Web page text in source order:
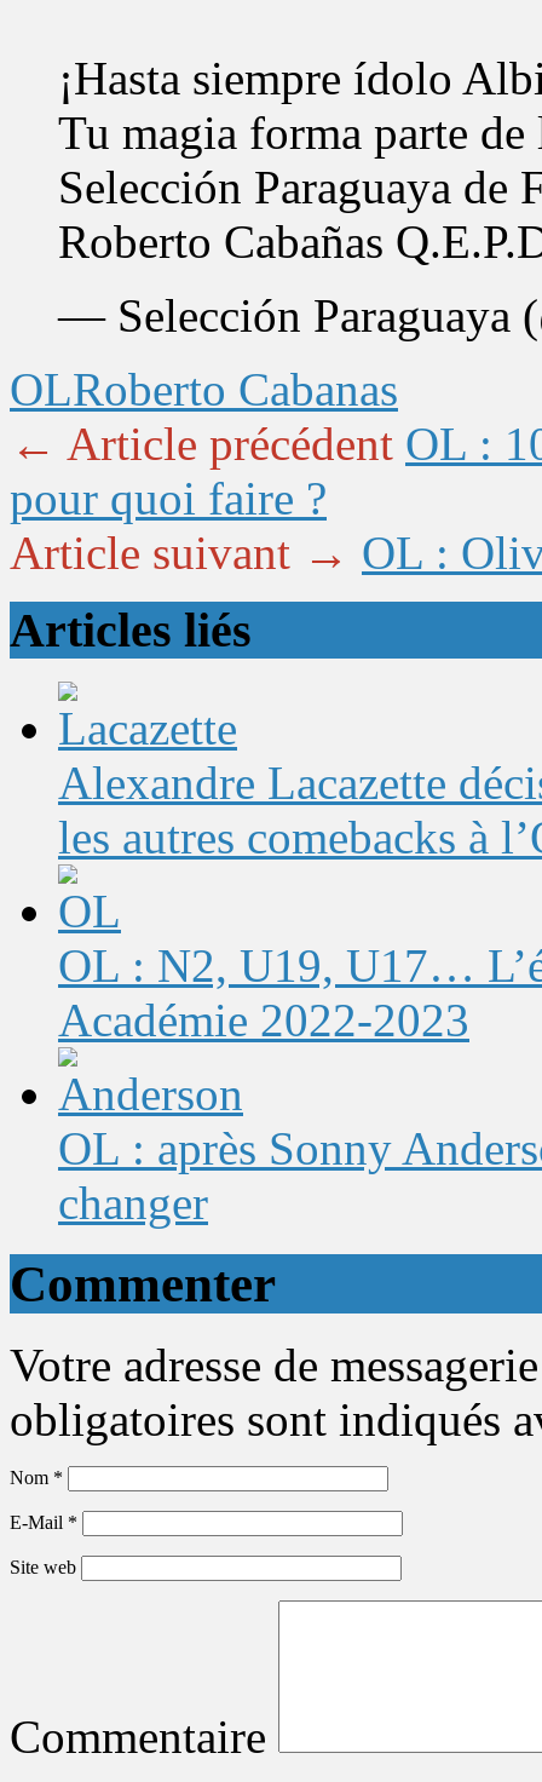
¡Hasta siempre ídolo
Tu magia forma parte
Selección Paraguaya de
Roberto Cabañas
— Selección
OLRoberto Cabanas
← Article précédent OL :
pour quoi faire ?
Article suivant → OL :
Articles liés
Alexandre Lacazette
les autres comebacks à
OL : N2, U19, U17…
Académie 2022-2023
OL : après Sonny
changer
Commenter
Votre adresse de
obligatoires sont indiqués
Nom *
E-Mail *
Site web
Commentaire